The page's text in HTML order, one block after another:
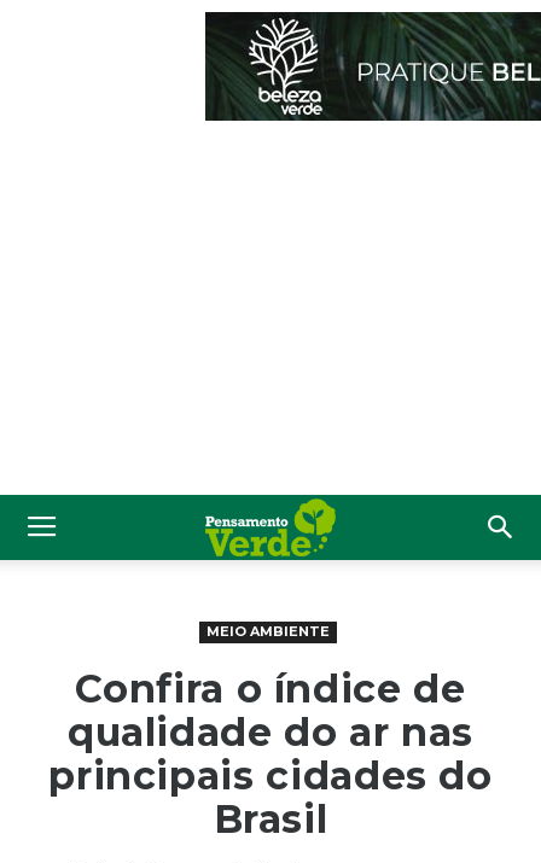
MEIO AMBIENTE
Confira o índice de
qualidade do ar nas
principais cidades do
Brasil